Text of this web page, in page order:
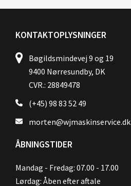
KONTAKTOPLYSNINGER
Bøgildsmindevej 9 og 19
9400 Nørresundby, DK
CVR.: 28849478
(+45) 98 83 52 49
morten@wjmaskinservice.dk
ÅBNINGSTIDER
Mandag - Fredag: 07.00 - 17.00
Lørdag: Åben efter aftale